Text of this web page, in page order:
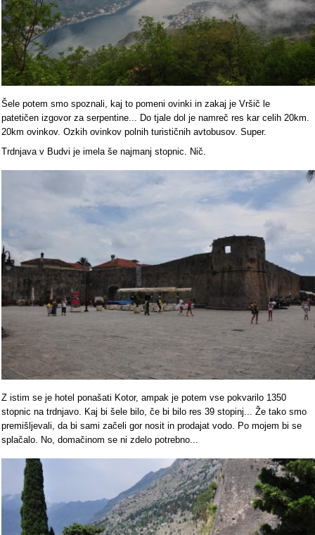
Šele potem smo spoznali, kaj to pomeni ovinki in zakaj je Vršič le
patetičen izgovor za serpentine... Do tjale dol je namreč res kar celih 20km.
20km ovinkov. Ozkih ovinkov polnih turističnih avtobusov. Super.
Trdnjava v Budvi je imela še najmanj stopnic. Nič.
Z istim se je hotel ponašati Kotor, ampak je potem vse pokvarilo 1350
stopnic na trdnjavo. Kaj bi šele bilo, če bi bilo res 39 stopinj... Že tako smo
premišljevali, da bi sami začeli gor nosit in prodajat vodo. Po mojem bi se
splačalo. No, domačinom se ni zdelo potrebno...